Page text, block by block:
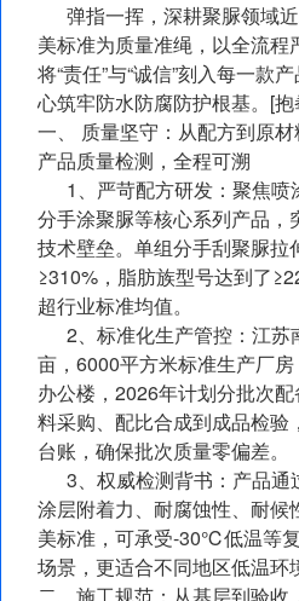
弹指一挥，深耕聚脲领域
美标准为质量准绳，以全流程
将“责任”与“诚信”刻入每一款
心筑牢防水防腐防护根基。[抱
一、 质量坚守：从配方到原
产品质量检测，全程可溯
1、严苛配方研发：聚焦喷
分手涂聚脲等核心系列产品，
技术壁垒。单组分手刮聚脲
≥310%，脂肪族型号达到了
超行业标准均值。
2、标准化生产管控：江苏
亩，6000平方米标准生产厂
办公楼，2026年计划分批次
料采购、配比合成到成品检验
台账，确保批次质量零偏差。
3、权威检测背书：产品通
涂层附着力、耐腐蚀性、耐候
美标准，可承受-30℃低温等
场景，更适合不同地区低温环